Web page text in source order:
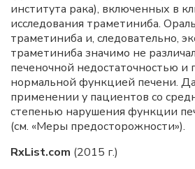
института рака), включенных в
исследования траметиниба.
траметиниба и, следовательно,
траметиниба значимо не
печеночной недостаточностью и
нормальной функцией печени.
применении у пациентов со
степенью нарушения функции
(см. «Меры предосторожности»).
RxList.com (2015 г.)